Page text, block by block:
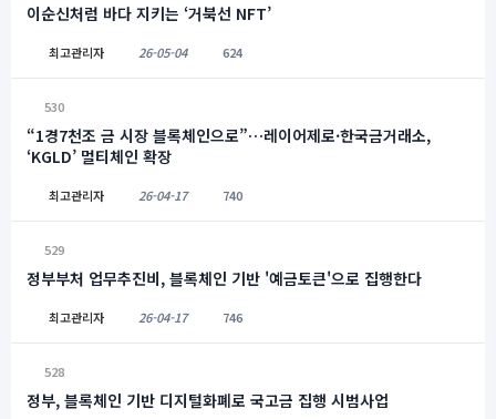
이순신처럼 바다 지키는 ‘거북선 NFT’
최고관리자 26-05-04 624
530
“1경7천조 금 시장 블록체인으로”…레이어제로·한국금거래소,
‘KGLD’ 멀티체인 확장
최고관리자 26-04-17 740
529
정부부처 업무추진비, 블록체인 기반 '예금토큰'으로 집행한다
최고관리자 26-04-17 746
528
정부, 블록체인 기반 디지털화폐로 국고금 집행 시범사업